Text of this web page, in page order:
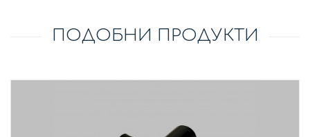
ПОДОБНИ ПРОДУКТИ